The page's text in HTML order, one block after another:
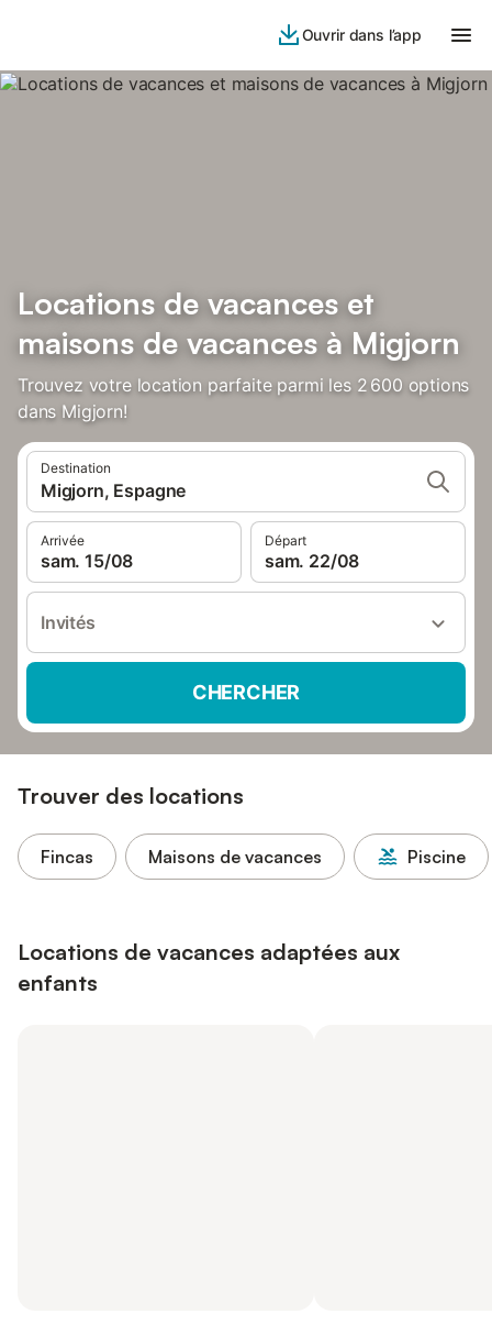
Ouvrir dans l’app
Locations de vacances et
maisons de vacances à Migjorn
Trouvez votre location parfaite parmi les 2 600 options
dans Migjorn!
Destination
Migjorn, Espagne
Arrivée
sam. 15/08
Départ
sam. 22/08
Invités
CHERCHER
Trouver des locations
Fincas Maisons de vacances Piscine
Locations de vacances adaptées aux
enfants